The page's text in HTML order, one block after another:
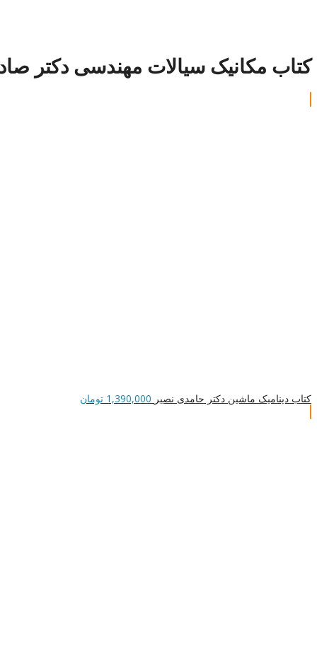
کتاب مکانیک سیالات مهندسی دکتر
کتاب دینامیک ماشین دکتر حامدی نصیر 1,390,000 تومان